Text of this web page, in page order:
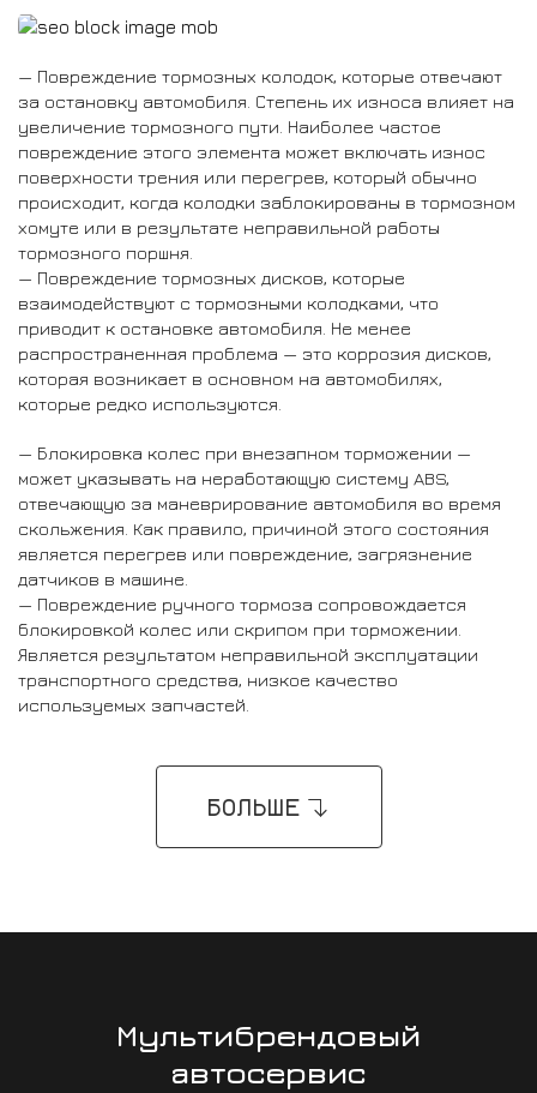
— Повреждение тормозных колодок, которые отвечают
за остановку автомобиля. Степень их износа влияет на
увеличение тормозного пути. Наиболее частое
повреждение этого элемента может включать износ
поверхности трения или перегрев, который обычно
происходит, когда колодки заблокированы в тормозном
хомуте или в результате неправильной работы
тормозного поршня.
— Повреждение тормозных дисков, которые
взаимодействуют с тормозными колодками, что
приводит к остановке автомобиля. Не менее
распространенная проблема — это коррозия дисков,
которая возникает в основном на автомобилях,
которые редко используются.
— Блокировка колес при внезапном торможении —
может указывать на неработающую систему ABS,
отвечающую за маневрирование автомобиля во время
скольжения. Как правило, причиной этого состояния
является перегрев или повреждение, загрязнение
датчиков в машине.
— Повреждение ручного тормоза сопровождается
блокировкой колес или скрипом при торможении.
Является результатом неправильной эксплуатации
транспортного средства, низкое качество
используемых запчастей.
БОЛЬШЕ
Мультибрендовый
автосервис